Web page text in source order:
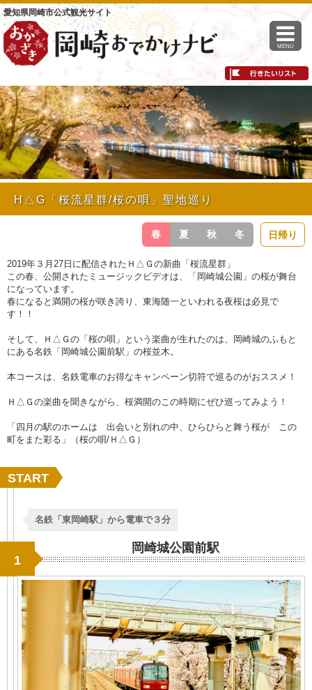
愛知県岡崎市公式観光サイト
MENU
H△G「桜流星群/桜の唄」聖地巡り
日帰り
春 夏 秋 冬
2019年３月27日に配信されたＨ△Ｇの新曲「桜流星群」
この春、公開されたミュージックビデオは、「岡崎城公園」の桜が舞台
になっています。
春になると満開の桜が咲き誇り、東海随一といわれる夜桜は必見で
す！！
そして、Ｈ△Ｇの「桜の唄」という楽曲が生れたのは、岡崎城のふもと
にある名鉄「岡崎城公園前駅」の桜並木。
本コースは、名鉄電車のお得なキャンペーン切符で巡るのがおススメ！
Ｈ△Ｇの楽曲を聞きながら、桜満開のこの時期にぜひ巡ってみよう！
「四月の駅のホームは 出会いと別れの中、ひらひらと舞う桜が この
町をまた彩る」（桜の唄/Ｈ△Ｇ）
START
名鉄「東岡崎駅」から電車で３分
1
岡崎城公園前駅